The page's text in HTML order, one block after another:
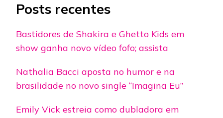
Posts recentes
Bastidores de Shakira e Ghetto Kids em
show ganha novo vídeo fofo; assista
Nathalia Bacci aposta no humor e na
brasilidade no novo single “Imagina Eu”
Emily Vick estreia como dubladora em